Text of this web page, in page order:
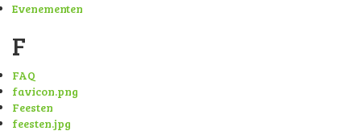
Evenementen
F
FAQ
favicon.png
Feesten
feesten.jpg